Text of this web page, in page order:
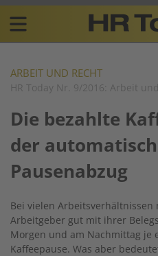
Skip
content
Plattform
für
Resources
navigation
DE
ARBEIT UND RECHT
HR Today Nr. 9/2016: Arbeit
Die bezahlte
der
Pausenabzug
Bei vielen Arbeitsverhältnissen
Arbeitgeber gut mit ihrer
Morgen und am Nachmittag je
Kaffeepause. Was aber